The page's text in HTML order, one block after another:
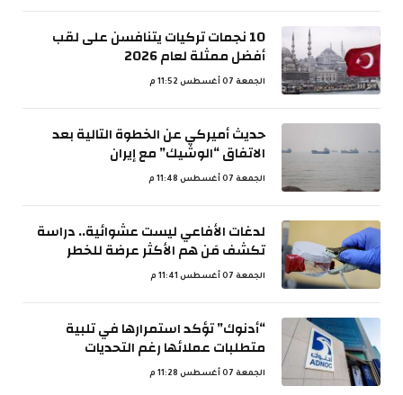
10 نجمات تركيات يتنافسن على لقب
أفضل ممثلة لعام 2026
الجمعة 07 أغسطس 11:52 م
حديث أميركي عن الخطوة التالية بعد
الاتفاق “الوشيك” مع إيران
الجمعة 07 أغسطس 11:48 م
لدغات الأفاعي ليست عشوائية.. دراسة
تكشف مَن هم الأكثر عرضة للخطر
الجمعة 07 أغسطس 11:41 م
“أدنوك” تؤكد استمرارها في تلبية
متطلبات عملائها رغم التحديات
الجمعة 07 أغسطس 11:28 م